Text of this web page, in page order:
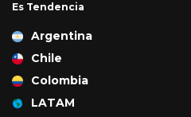
Es Tendencia
Argentina
Chile
Colombia
LATAM